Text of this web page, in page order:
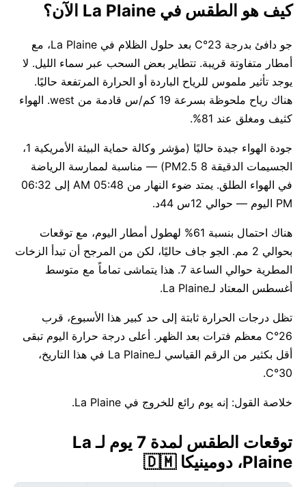
كيف هو الطقس في La Plaine الآن؟
جو دافئ بدرجة 23°C بعد حلول الظلام في La Plaine، مع
أمطار متفاوتة قريبة. تتطاير بعض السحب عبر سماء الليل. لا
يوجد تأثير ملموس للرياح الباردة أو الحرارة المرتفعة حاليًا.
هناك رياح ملحوظة بسرعة 19 كم/س قادمة من west. الهواء
كثيف ومغلق عند 81%.
جودة الهواء جيدة حاليًا (مؤشر وكالة حماية البيئة الأمريكية 1،
الجسيمات الدقيقة PM2.5 8) — مناسبة لممارسة الرياضة
في الهواء الطلق. يمتد ضوء النهار من 05:48 AM إلى 06:32
PM اليوم — حوالي 12س 44د.
هناك احتمال بنسبة 61% لهطول أمطار اليوم، مع توقعات
بحوالي 2 مم. الجو جاف حاليًا، لكن من المرجح أن تبدأ الزخات
المطرية حوالي الساعة 7. هذا يتماشى تماماً مع متوسط
أغسطس المعتاد لـLa Plaine.
تظل درجات الحرارة ثابتة إلى حد كبير هذا الأسبوع، قرب
26°C معظم فترات بعد الظهر. أعلى درجة حرارة اليوم تبقى
أقل بكثير من الرقم القياسي لـLa Plaine في هذا التاريخ،
30°C.
خلاصة القول: إنه يوم رائع للخروج في La Plaine.
توقعات الطقس لمدة 7 يوم لـ La
Plaine، دومينيكا 🇩🇲